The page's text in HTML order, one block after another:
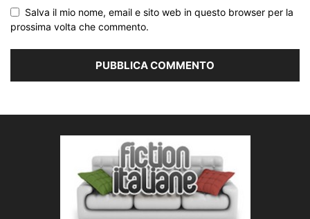
Salva il mio nome, email e sito web in questo browser per la
prossima volta che commento.